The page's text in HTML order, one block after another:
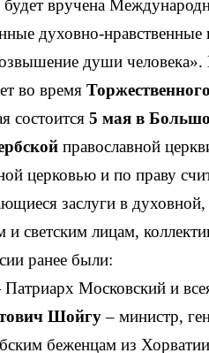
будет вручена
духовно-
души
во время
состоится 5 мая в
православной
церковью и по праву
заслуги в духовной,
светским лицам,
ранее были:
Московский и
Шойгу– министр,
беженцам из